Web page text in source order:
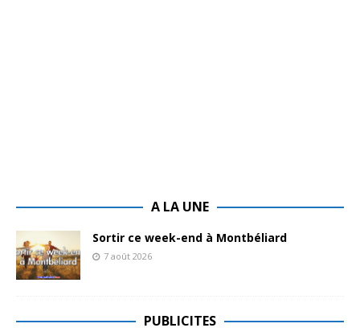
A LA UNE
Sortir ce week-end à Montbéliard
7 août 2026
PUBLICITES